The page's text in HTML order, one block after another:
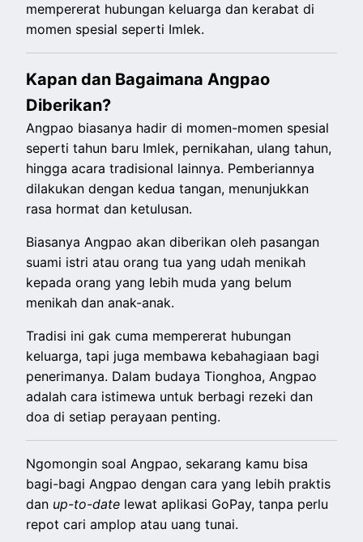
mempererat hubungan keluarga dan kerabat di
momen spesial seperti Imlek.
Kapan dan Bagaimana Angpao
Diberikan?
Angpao biasanya hadir di momen-momen spesial
seperti tahun baru Imlek, pernikahan, ulang tahun,
hingga acara tradisional lainnya. Pemberiannya
dilakukan dengan kedua tangan, menunjukkan
rasa hormat dan ketulusan.
Biasanya Angpao akan diberikan oleh pasangan
suami istri atau orang tua yang udah menikah
kepada orang yang lebih muda yang belum
menikah dan anak-anak.
Tradisi ini gak cuma mempererat hubungan
keluarga, tapi juga membawa kebahagiaan bagi
penerimanya. Dalam budaya Tionghoa, Angpao
adalah cara istimewa untuk berbagi rezeki dan
doa di setiap perayaan penting.
Ngomongin soal Angpao, sekarang kamu bisa
bagi-bagi Angpao dengan cara yang lebih praktis
dan up-to-date lewat aplikasi GoPay, tanpa perlu
repot cari amplop atau uang tunai.